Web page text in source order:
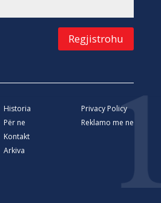
Regjistrohu
Historia
Për ne
Kontakt
Arkiva
Privacy Policy
Reklamo me ne